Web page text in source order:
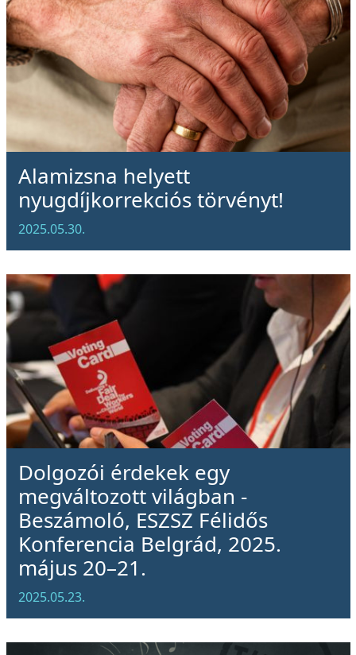
Alamizsna helyett
nyugdíjkorrekciós törvényt!
2025.05.30.
Dolgozói érdekek egy
megváltozott világban -
Beszámoló, ESZSZ Félidős
Konferencia Belgrád, 2025.
május 20–21.
2025.05.23.